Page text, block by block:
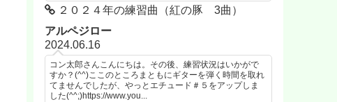
２０２４年の練習曲（紅の豚 3曲）
アルペジロー
2024.06.16
コン太郎さんこんにちは。その後、練習状況はいかがで
すか？(^^)ここのところまともにギターを弾く時間を取れ
てませんでしたが、やっとエチュード＃５をアップしま
した(^^;)https://www.you...